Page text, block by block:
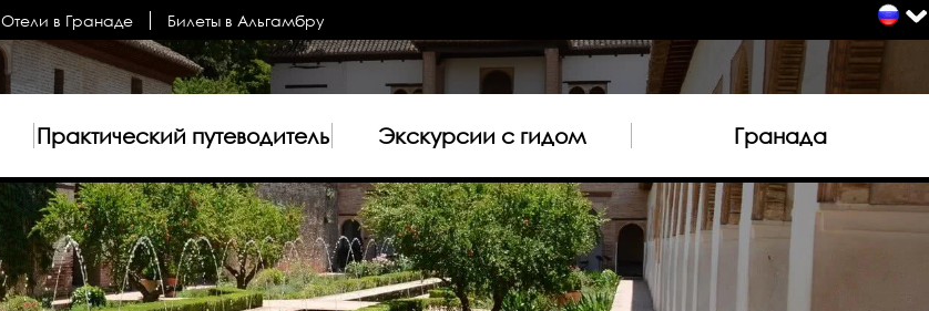
Отели в Гранаде Билеты в Альгамбру
Практический путеводитель Экскурсии с гидом Гранада